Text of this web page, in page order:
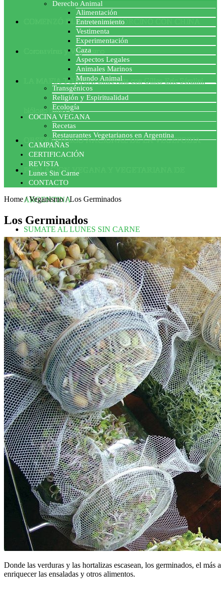
COMENZÓ EL ACUERDO PORCINO CON CHINA
Coronavirus y Veganismo
LA MAFIA TÓXICA: Entrevista con Gilles-Eric Séralini,
biólogo francés
OBSERVATORIO NACIONAL DE LA VEGEFOBIA
POBLACION VEGANA Y VEGETARIANA DE
ARGENTINA
SUMATE AL LUNES SIN CARNE
Derecho Animal
Alimentación
Entretenimiento
Vestimenta
Experimentación
Caza
Aspectos Legales
Animales Marinos
Mundo Animal
Transgénicos
Religión y Espiritualidad
Ecología
COCINA VEGANA
Recetas
Restaurantes Vegetarianos en Argentina
CAMPAÑAS
CERTIFICACIÓN
REVISTA
Lunes Sin Carne
CONTACTO
Home/Veganismo/Los Germinados
Los Germinados
Donde las verduras y las hortalizas escasean, los germinados, el
enriquecer las ensaladas y otros alimentos.